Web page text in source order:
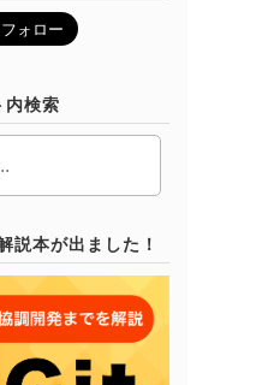
内検索
説本が出ました！